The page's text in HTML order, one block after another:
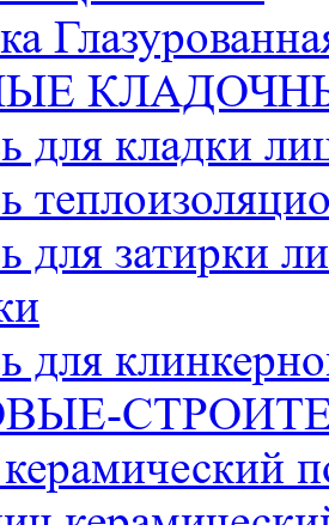
для кладки
для затирки
для